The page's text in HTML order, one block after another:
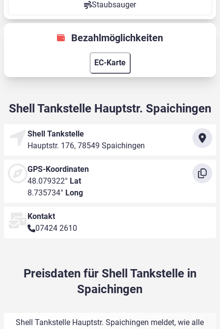
Staubsauger
Bezahlmöglichkeiten
EC-Karte
Shell Tankstelle Hauptstr. Spaichingen
Shell Tankstelle
Hauptstr. 176, 78549 Spaichingen
GPS-Koordinaten
48.079322° Lat
8.735734° Long
Kontakt
07424 2610
Preisdaten für Shell Tankstelle in
Spaichingen
Shell Tankstelle Hauptstr. Spaichingen meldet, wie alle